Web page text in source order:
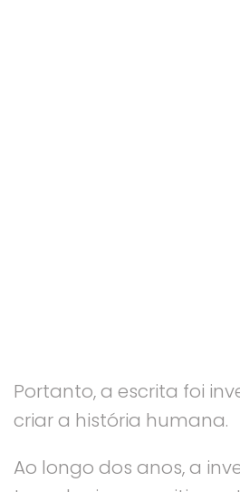
Portanto, a escrita foi
criar a história humana.
Ao longo dos anos, a